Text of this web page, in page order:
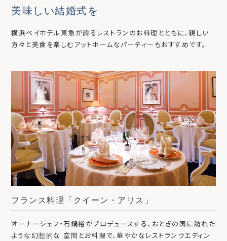
美味しい結婚式を
横浜ベイホテル東急が誇るレストランのお料理とともに、親しい
方々と美食を楽しむアットホームなパーティーもおすすめです。
フランス料理「クイーン・アリス」
オーナーシェフ・石鍋裕がプロデュースする、おとぎの国に訪れた
ような幻想的な 空間とお料理で、華やかなレストランウエディン